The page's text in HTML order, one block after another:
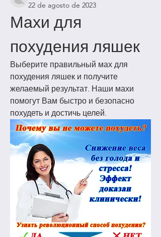
22 de agosto de 2023
Махи для
похудения ляшек
Выберите правильный мах для
похудения ляшек и получите
желаемый результат. Наши махи
помогут Вам быстро и безопасно
похудеть и достичь целей.